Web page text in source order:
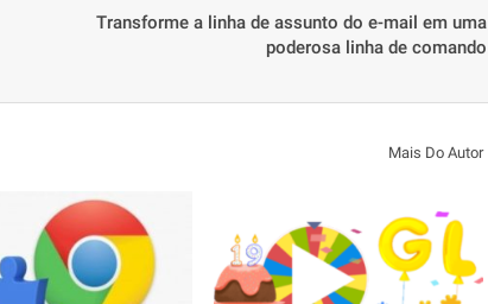
Transforme a linha de assunto do e-mail em uma
poderosa linha de comando
Mais Do Autor